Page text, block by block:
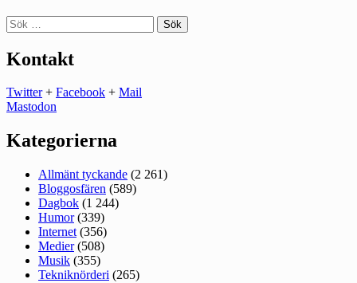
Sök
efter:
Kontakt
Twitter+ Facebook + Mail
Mastodon
Kategorierna
Allmänt tyckande (2 261)
Bloggosfären (589)
Dagbok (1 244)
Humor(339)
Internet (356)
Medier(508)
Musik (355)
Tekniknörderi (265)